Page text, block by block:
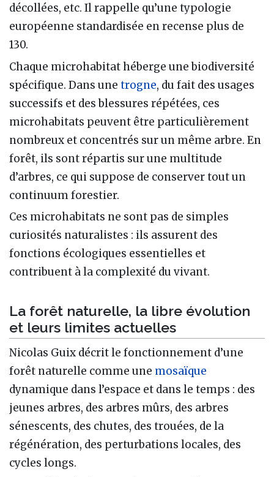
décollées, etc. Il rappelle qu’une typologie
européenne standardisée en recense plus de
130.
Chaque microhabitat héberge une biodiversité
spécifique. Dans une trogne, du fait des usages
successifs et des blessures répétées, ces
microhabitats peuvent être particulièrement
nombreux et concentrés sur un même arbre. En
forêt, ils sont répartis sur une multitude
d’arbres, ce qui suppose de conserver tout un
continuum forestier.
Ces microhabitats ne sont pas de simples
curiosités naturalistes : ils assurent des
fonctions écologiques essentielles et
contribuent à la complexité du vivant.
La forêt naturelle, la libre évolution
et leurs limites actuelles
Nicolas Guix décrit le fonctionnement d’une
forêt naturelle comme une mosaïque
dynamique dans l’espace et dans le temps : des
jeunes arbres, des arbres mûrs, des arbres
sénescents, des chutes, des trouées, de la
régénération, des perturbations locales, des
cycles longs.